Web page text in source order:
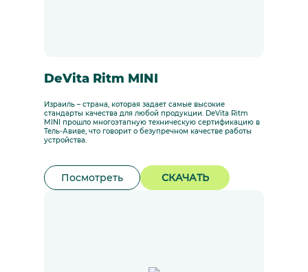
DeVita Ritm MINI
Израиль – страна, которая задает самые высокие
стандарты качества для любой продукции. DeVita Ritm
MINI прошло многоэтапную техническую сертификацию в
Тель-Авиве, что говорит о безупречном качестве работы
устройства.
Посмотреть СКАЧАТЬ